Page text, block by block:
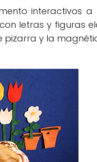
interactivos a
letras y figuras
pizarra y la